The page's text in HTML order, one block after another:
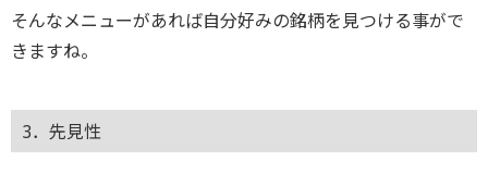
そんなメニューがあれば自分好みの銘柄を見つける事がで
きますね。
3．先見性